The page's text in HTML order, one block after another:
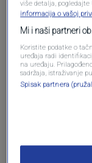
više detalja,
informacija o vašoj
Mi i naši partneri
Koristite podatke o
uređaja radi
na uređaju.
sadržaja, istraživanje
Spisak partnera